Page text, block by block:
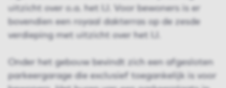
uitzicht over o.a. het IJ. Voor bewoners is er
bovendien een royaal dakterras op de zesde
verdieping met uitzicht over het IJ.
Onder het gebouw bevindt zich een afgesloten
parkeergarage die exclusief toegankelijk is voor